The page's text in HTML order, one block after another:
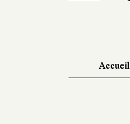
Accueil